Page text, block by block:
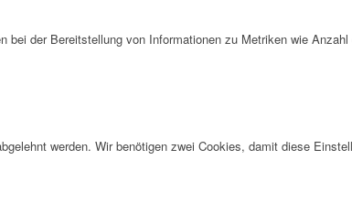
der Bereitstellung von Informationen zu Metriken wie
werden. Wir benötigen zwei Cookies, damit diese